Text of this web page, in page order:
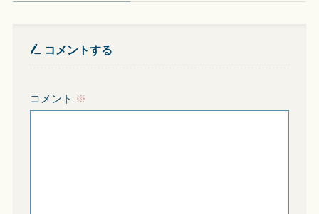
コメントする
コメント ※